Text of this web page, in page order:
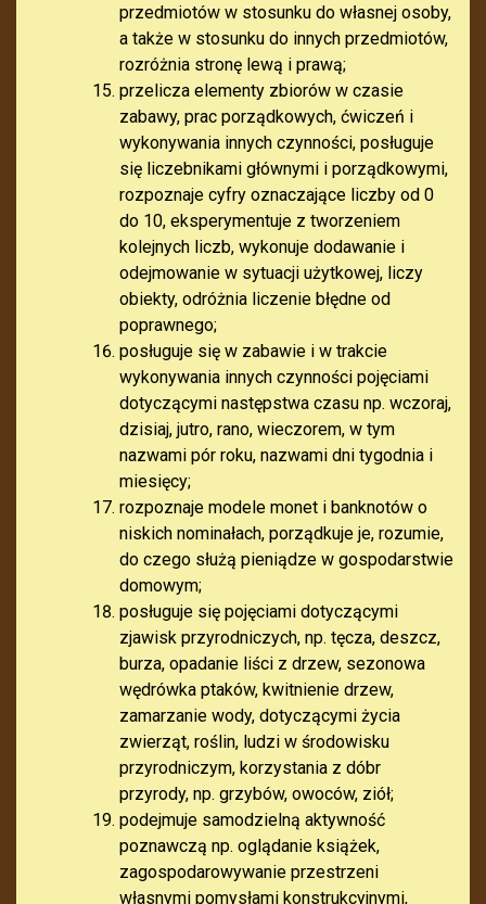
przedmiotów w stosunku do własnej osoby,
a także w stosunku do innych przedmiotów,
rozróżnia stronę lewą i prawą;
przelicza elementy zbiorów w czasie
zabawy, prac porządkowych, ćwiczeń i
wykonywania innych czynności, posługuje
się liczebnikami głównymi i porządkowymi,
rozpoznaje cyfry oznaczające liczby od 0
do 10, eksperymentuje z tworzeniem
kolejnych liczb, wykonuje dodawanie i
odejmowanie w sytuacji użytkowej, liczy
obiekty, odróżnia liczenie błędne od
poprawnego;
posługuje się w zabawie i w trakcie
wykonywania innych czynności pojęciami
dotyczącymi następstwa czasu np. wczoraj,
dzisiaj, jutro, rano, wieczorem, w tym
nazwami pór roku, nazwami dni tygodnia i
miesięcy;
rozpoznaje modele monet i banknotów o
niskich nominałach, porządkuje je, rozumie,
do czego służą pieniądze w gospodarstwie
domowym;
posługuje się pojęciami dotyczącymi
zjawisk przyrodniczych, np. tęcza, deszcz,
burza, opadanie liści z drzew, sezonowa
wędrówka ptaków, kwitnienie drzew,
zamarzanie wody, dotyczącymi życia
zwierząt, roślin, ludzi w środowisku
przyrodniczym, korzystania z dóbr
przyrody, np. grzybów, owoców, ziół;
podejmuje samodzielną aktywność
poznawczą np. oglądanie książek,
zagospodarowywanie przestrzeni
własnymi pomysłami konstrukcyjnymi,